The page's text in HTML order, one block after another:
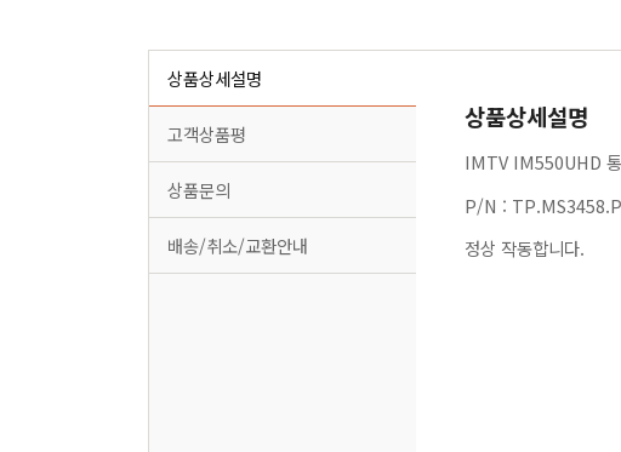
상품상세설명
고객상품평
상품문의
배송/취소/교환안내
상품상세설명
IMTV IM550UHD
P/N :
정상 작동합니다.